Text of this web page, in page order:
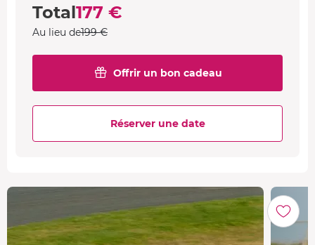
Total177 €
Au lieu de199 €
Offrir un bon cadeau
Réserver une date